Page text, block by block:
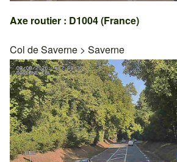
Axe routier : D1004 (France)
Col de Saverne > Saverne